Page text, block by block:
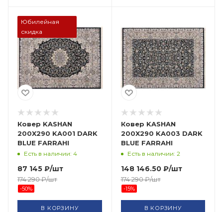
Юбилейная
скидка
Ковер KASHAN
200X290 KA001 DARK
BLUE FARRAHI
Есть в наличии: 4
87 145 ₽/шт
174 290₽/шт
-50%
В КОРЗИНУ
Ковер KASHAN
200X290 KA003 DARK
BLUE FARRAHI
Есть в наличии: 2
148 146.50₽/шт
174 290₽/шт
-15%
В КОРЗИНУ